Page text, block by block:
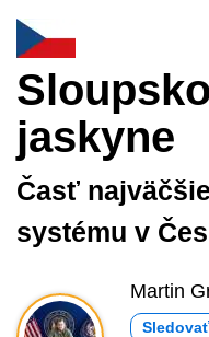
jaskyne
Časť
systému v
Martin
Sledovať